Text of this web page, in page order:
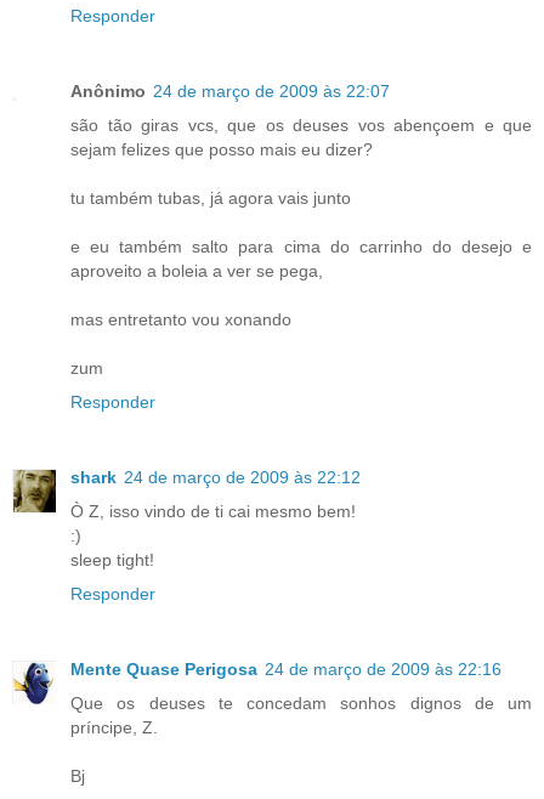
Responder
Anônimo 24 de março de 2009 às 22:07
são tão giras vcs, que os deuses vos abençoem e que
sejam felizes que posso mais eu dizer?
tu também tubas, já agora vais junto
e eu também salto para cima do carrinho do desejo e
aproveito a boleia a ver se pega,
mas entretanto vou xonando
zum
Responder
shark 24 de março de 2009 às 22:12
Ò Z, isso vindo de ti cai mesmo bem!
:)
sleep tight!
Responder
Mente Quase Perigosa 24 de março de 2009 às 22:16
Que os deuses te concedam sonhos dignos de um
príncipe, Z.
Bj